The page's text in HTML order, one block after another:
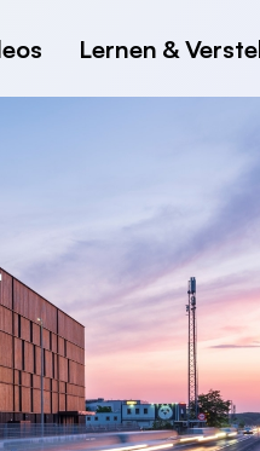
Lernen &